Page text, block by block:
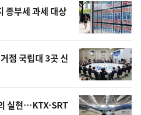
종부세 과세 대상
점 국립대 3곳 신
실현…KTX·SRT